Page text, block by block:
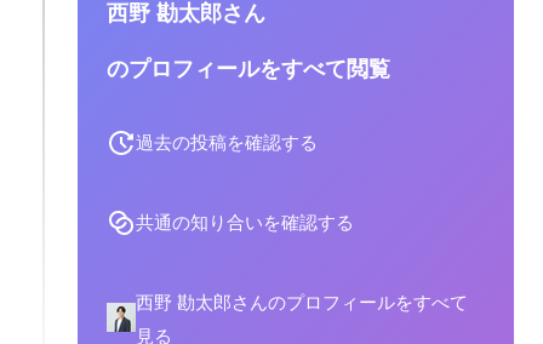
西野 勘太郎さん
のプロフィールをすべて閲覧
過去の投稿を確認する
共通の知り合いを確認する
西野 勘太郎さんのプロフィールをすべて
見る